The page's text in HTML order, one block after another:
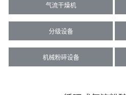
气流干燥机
分级设备
机械粉碎设备